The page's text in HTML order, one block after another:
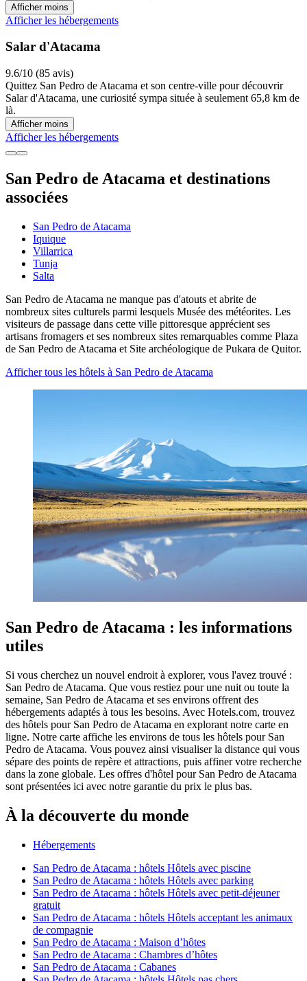
Afficher moins
Afficher les hébergements
Salar d'Atacama
9.6/10 (85 avis)
Quittez San Pedro de Atacama et son centre-ville pour découvrir
Salar d'Atacama, une curiosité sympa située à seulement 65,8 km de
là.
Afficher moins
Afficher les hébergements
San Pedro de Atacama et destinations
associées
San Pedro de Atacama
Iquique
Villarrica
Tunja
Salta
San Pedro de Atacama ne manque pas d'atouts et abrite de
nombreux sites culturels parmi lesquels Musée des météorites. Les
visiteurs de passage dans cette ville pittoresque apprécient ses
artisans fromagers et ses nombreux sites remarquables comme Plaza
de San Pedro de Atacama et Site archéologique de Pukara de Quitor.
Afficher tous les hôtels à San Pedro de Atacama
San Pedro de Atacama : les informations
utiles
Si vous cherchez un nouvel endroit à explorer, vous l'avez trouvé :
San Pedro de Atacama. Que vous restiez pour une nuit ou toute la
semaine, San Pedro de Atacama et ses environs offrent des
hébergements adaptés à tous les besoins. Avec Hotels.com, trouvez
des hôtels pour San Pedro de Atacama en explorant notre carte en
ligne. Notre carte affiche les environs de tous les hôtels pour San
Pedro de Atacama. Vous pouvez ainsi visualiser la distance qui vous
sépare des points de repère et attractions, puis affiner votre recherche
dans la zone globale. Les offres d'hôtel pour San Pedro de Atacama
sont présentées ici avec notre garantie du prix le plus bas.
À la découverte du monde
Hébergements
San Pedro de Atacama : hôtels Hôtels avec piscine
San Pedro de Atacama : hôtels Hôtels avec parking
San Pedro de Atacama : hôtels Hôtels avec petit-déjeuner
gratuit
San Pedro de Atacama : hôtels Hôtels acceptant les animaux
de compagnie
San Pedro de Atacama : Maison d’hôtes
San Pedro de Atacama : Chambres d’hôtes
San Pedro de Atacama : Cabanes